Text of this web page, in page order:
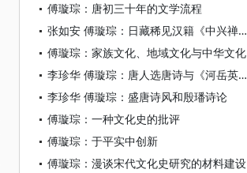
傅璇琮：唐初三十年的文学流程
张如安 傅璇琮：日藏稀见汉籍《中兴禅林风月集》及其文献价值
傅璇琮：家族文化、地域文化与中华文化
李珍华 傅璇琮：唐人选唐诗与《河岳英灵集》
李珍华 傅璇琮：盛唐诗风和殷璠诗论
傅璇琮：一种文化史的批评
傅璇琮：于平实中创新
傅璇琮：漫谈宋代文化史研究的材料建设